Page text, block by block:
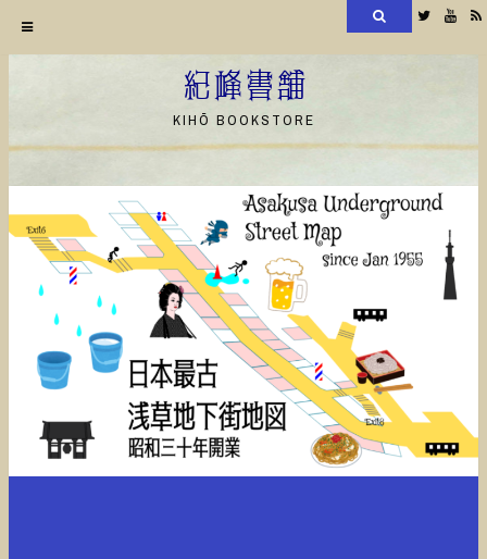
ン
ツ
へ
Twitter
紀峰書舗
KIHŌ BOOKSTORE